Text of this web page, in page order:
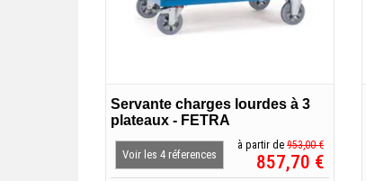
Servante charges lourdes à 3
plateaux - FETRA
Voir les 4 réferences
à partir de 953,00 €
857,70 €